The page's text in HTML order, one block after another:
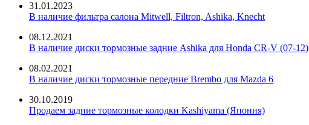
31.01.2023
В наличие фильтра салона Mitwell, Filtron, Ashika, Knecht
08.12.2021
В наличие диски тормозные задние Ashika для Honda CR-V (07-12)
08.02.2021
В наличие диски тормозные передние Brembo для Mazda 6
30.10.2019
Продаем задние тормозные колодки Kashiyama (Япония)